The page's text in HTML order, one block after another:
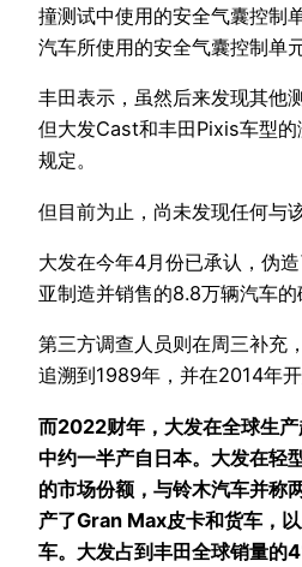
撞测试中使用的安全气囊控制
汽车所使用的安全气囊控制单元
丰田表示，虽然后来发现其他
但大发Cast和丰田Pixis车型
规定。
但目前为止，尚未发现任何与
大发在今年4月份已承认，伪
亚制造并销售的8.8万辆汽车的
第三方调查人员则在周三补充
追溯到1989年，并在2014年开
而2022财年，大发在全球生
中约一半产自日本。大发在轻
的市场份额，与铃木汽车并称
产了Gran Max皮卡和货车，
车。大发占到丰田全球销量的